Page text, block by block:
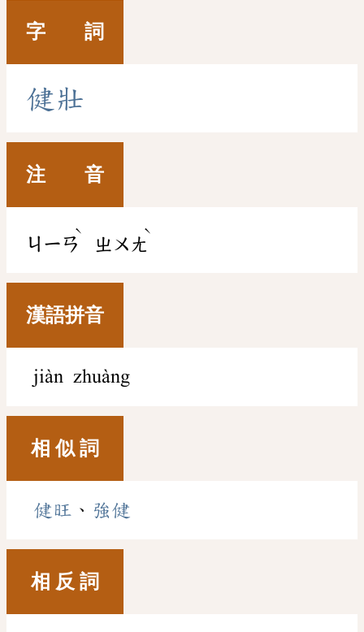
字 詞
健壯
注 音
ㄐㄧㄢ
ˋ
ㄓㄨㄤ
ˋ
漢語拼音
jiàn zhuàng
相 似 詞
健旺 、 強健
相 反 詞